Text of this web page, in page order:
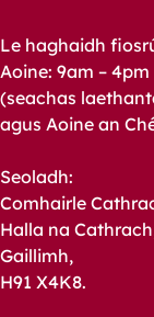
Le haghaidh
Aoine: 9am – 4pm
(seachas
agus Aoine an
Seoladh:
Comhairle
Halla na
Gaillimh,
H91 X4K8.